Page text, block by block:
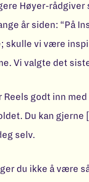
Høyer-rådgiver
år siden: “På
skulle vi være
Vi valgte det
Reels godt inn
Du kan gjerne
selv.
du ikke å være